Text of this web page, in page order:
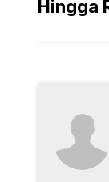
Hingga